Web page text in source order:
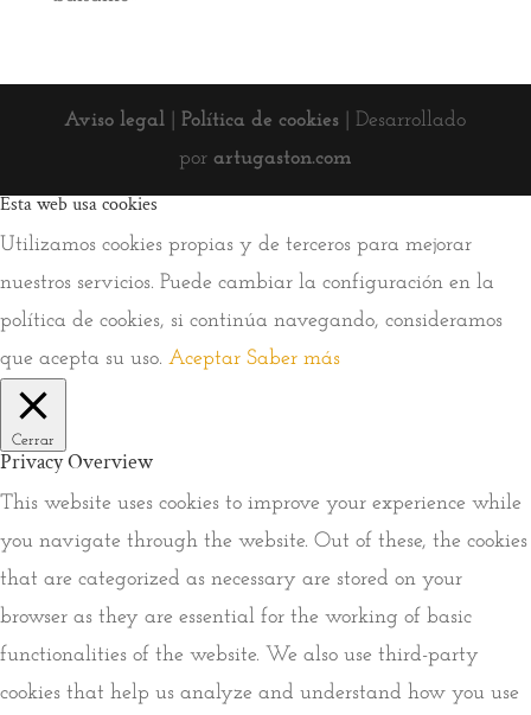
Aviso legal |Política de cookies | Desarrollado
por artugaston.com
Esta web usa cookies
Utilizamos cookies propias y de terceros para mejorar
nuestros servicios. Puede cambiar la configuración en la
política de cookies, si continúa navegando, consideramos
que acepta su uso. Aceptar Saber más
Cerrar
Privacy Overview
This website uses cookies to improve your experience while
you navigate through the website. Out of these, the cookies
that are categorized as necessary are stored on your
browser as they are essential for the working of basic
functionalities of the website. We also use third-party
cookies that help us analyze and understand how you use